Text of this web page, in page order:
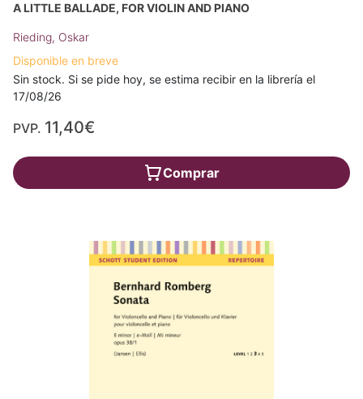
A LITTLE BALLADE, FOR VIOLIN AND PIANO
Rieding, Oskar
Disponible en breve
Sin stock. Si se pide hoy, se estima recibir en la librería el
17/08/26
PVP. 11,40€
Comprar